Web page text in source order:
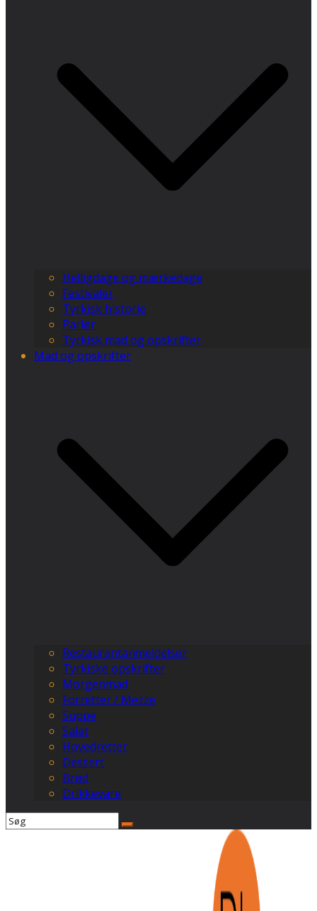
Helligdage og mærkedage
Festivaler
Tyrkisk historie
Parlør
Tyrkisk mad og opskrifter
Mad og opskrifter
Restaurantanmeldelser
Tyrkiske opskrifter
Morgenmad
Forretter / Mezze
Suppe
Salat
Hovedretter
Dessert
Brød
Drikkevare